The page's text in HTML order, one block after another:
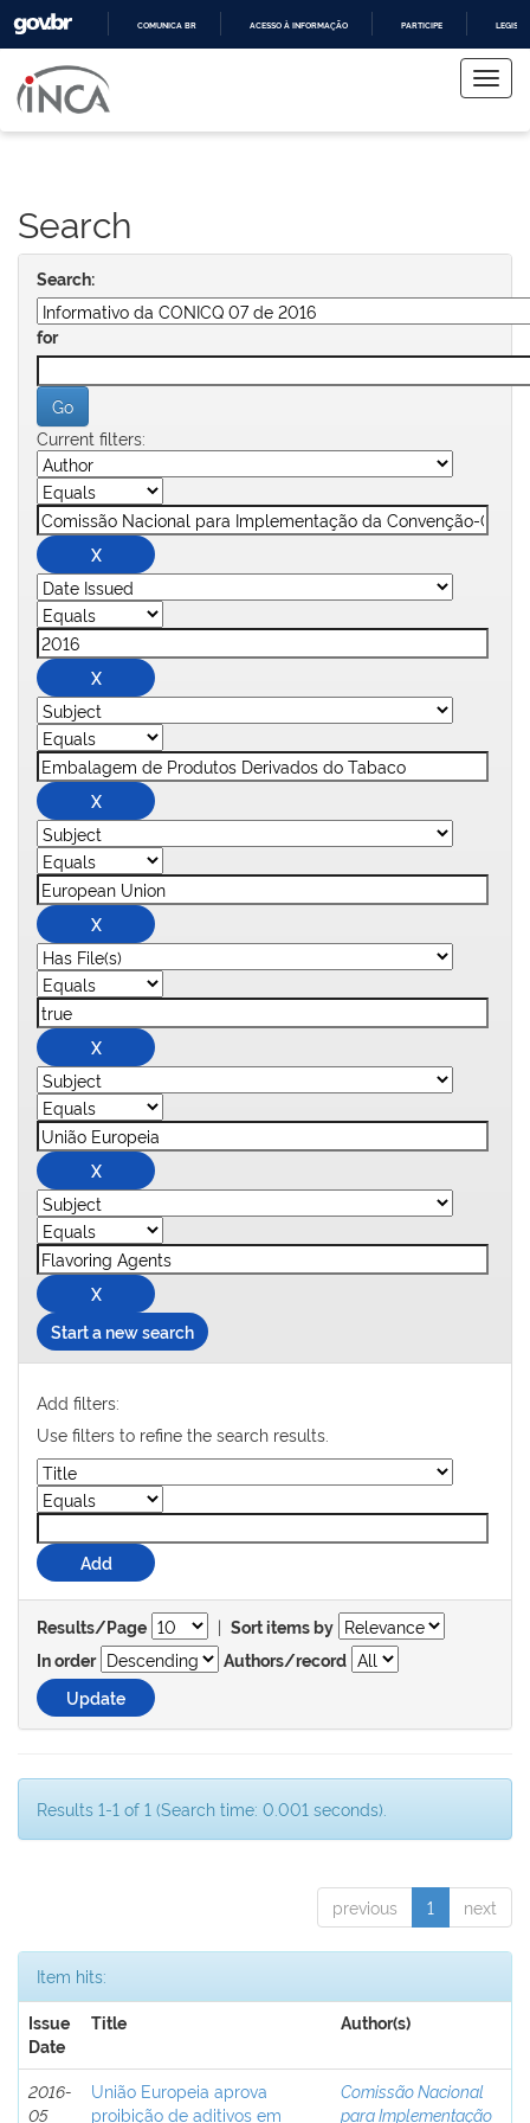
COMUNICA BR ACESSO À INFORMAÇÃO PARTICIPE
navigation
Search
Search:
for
Current filters:
Start a new search
Add filters:
Use filters to refine the search results.
Results/Page | Sort items by
In order
Authors/record
Results 1-1 of 1 (Search time: 0.001 seconds).
previous 1 next
Item hits:
Issue
Date
Title Author(s)
2016-
05
União Europeia aprova
proibição de aditivos em
Comissão Nacional
para Implementação